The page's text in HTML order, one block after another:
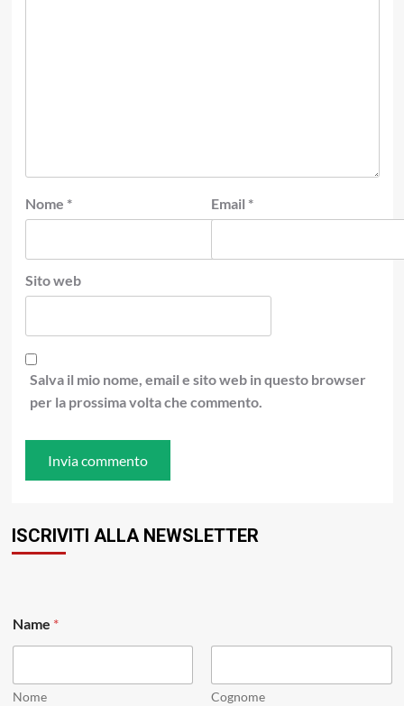
Nome * Email *
Sito web
Salva il mio nome, email e sito web in questo browser
per la prossima volta che commento.
ISCRIVITI ALLA NEWSLETTER
E
m
i
l
Name *
Nome Cognome